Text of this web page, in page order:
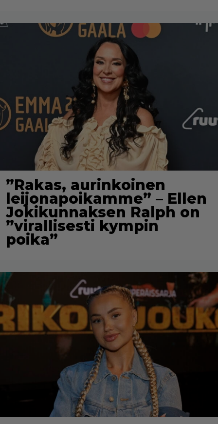
”Rakas, aurinkoinen
leijonapoikamme” – Ellen
Jokikunnaksen Ralph on
”virallisesti kympin
poika”